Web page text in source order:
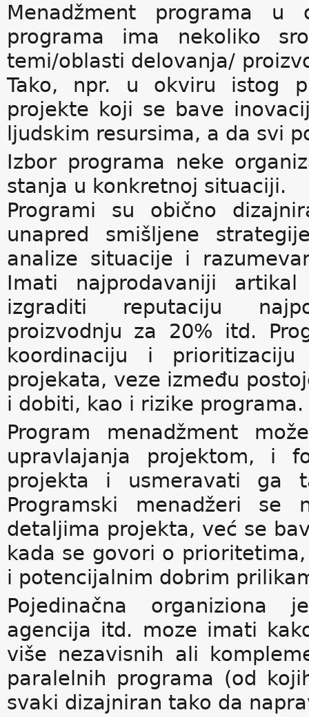
Menadžment programa
programa ima nekoliko
temi/oblasti delovanja/
Tako, npr. u okviru istog
projekte koji se bave
ljudskim resursima, a da svi
Izbor programa neke
stanja u konkretnoj situaciji.
Programi su obično
unapred smišljene
analize situacije i
Imati najprodavaniji
izgraditi reputaciju
proizvodnju za 20% itd.
koordinaciju i
projekata, veze između
i dobiti, kao i rizike programa.
Program menadžment
upravlajanja projektom, i
projekta i usmeravati ga
Programski menadžeri
detaljima projekta, već se
kada se govori o
i potencijalnim dobrim
Pojedinačna organiziona
agencija itd. moze imati
više nezavisnih ali
paralelnih programa (od
svaki dizajniran tako da